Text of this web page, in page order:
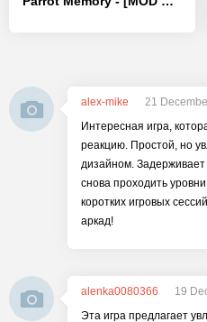
alex-mike
21
Интересная игра,
реакцию. Простой, но
дизайном. Задерживает
снова проходить
коротких игровых
аркад!
alenka0080366
19
Эта игра предлагает